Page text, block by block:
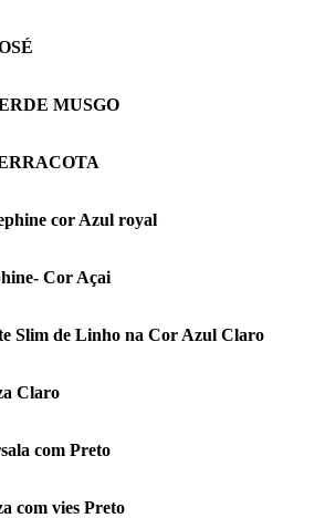
MUSGO
cor Azul royal
Cor Açai
Slim de Linho na Cor Azul Claro
Claro
com Preto
com vies Preto